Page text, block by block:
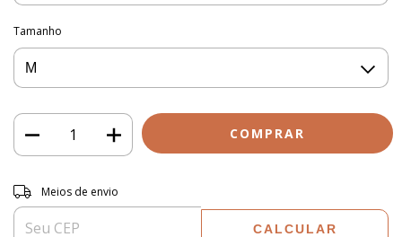
Tamanho
Entregas para o CEP:
Meios de envio
CALCULAR